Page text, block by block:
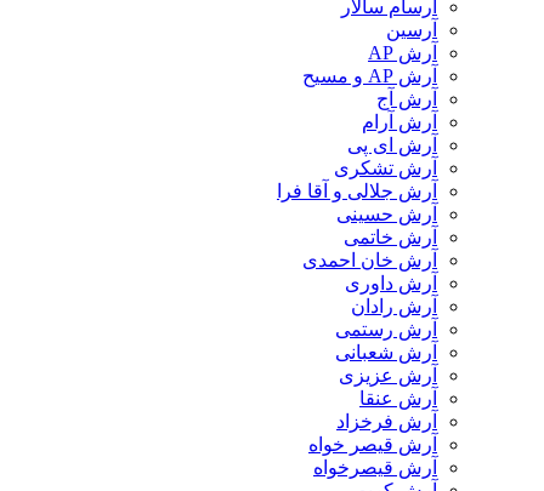
آرسام سالار
آرسین
آرش AP
آرش AP و مسیح
آرش آج
آرش آرام
آرش ای پی
آرش تشکری
آرش جلالی و آقا فرا
آرش حسینی
آرش خاتمی
آرش خان احمدی
آرش داوری
آرش رادان
آرش رستمى
آرش شعبانی
آرش عزیزی
آرش عنقا
آرش فرخزاد
آرش قیصر خواه
آرش قیصرخواه